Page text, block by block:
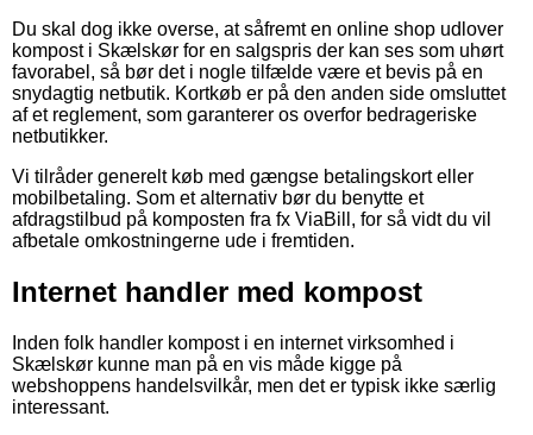
Du skal dog ikke overse, at såfremt en online shop udlover
kompost i Skælskør for en salgspris der kan ses som uhørt
favorabel, så bør det i nogle tilfælde være et bevis på en
snydagtig netbutik. Kortkøb er på den anden side omsluttet
af et reglement, som garanterer os overfor bedrageriske
netbutikker.
Vi tilråder generelt køb med gængse betalingskort eller
mobilbetaling. Som et alternativ bør du benytte et
afdragstilbud på komposten fra fx ViaBill, for så vidt du vil
afbetale omkostningerne ude i fremtiden.
Internet handler med kompost
Inden folk handler kompost i en internet virksomhed i
Skælskør kunne man på en vis måde kigge på
webshoppens handelsvilkår, men det er typisk ikke særlig
interessant.